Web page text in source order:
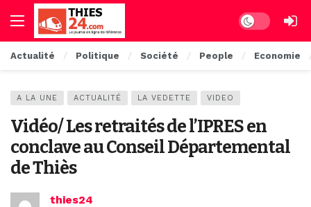
Dark mode
Actualité Politique Société People Economie
A LA UNE ACTUALITÉ LA VEDETTE VIDEO
Vidéo/ Les retraités de l’IPRES en
conclave au Conseil Départemental
de Thiès
thies24